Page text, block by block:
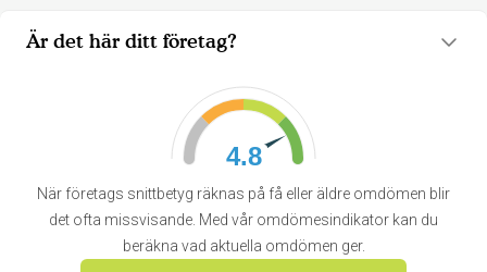
Är det här ditt företag?
4.8
När företags snittbetyg räknas på få eller äldre omdömen blir
det ofta missvisande. Med vår omdömesindikator kan du
beräkna vad aktuella omdömen ger.